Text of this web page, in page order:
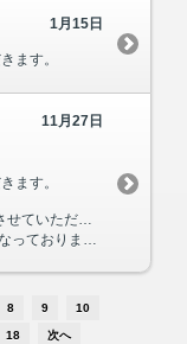
1月15日
ます。
11月27日
ます。
ただきます。
おります。
8 9 10
18 次へ